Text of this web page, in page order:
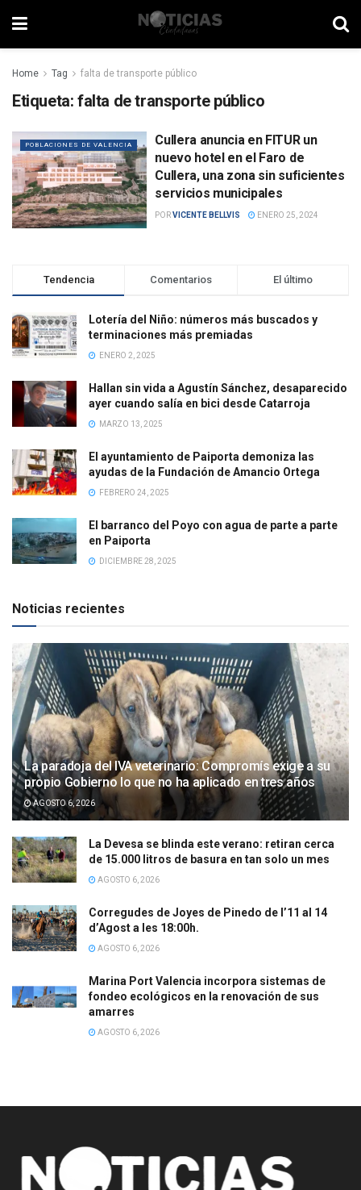
Home Tag falta de transporte público
Etiqueta: falta de transporte público
POBLACIONES DE VALENCIA
Cullera anuncia en FITUR un
nuevo hotel en el Faro de
Cullera, una zona sin suficientes
servicios municipales
PORVICENTE BELLVIS ENERO 25, 2024
Tendencia Comentarios El último
Lotería del Niño: números más buscados y
terminaciones más premiadas
ENERO 2, 2025
Hallan sin vida a Agustín Sánchez, desaparecido
ayer cuando salía en bici desde Catarroja
MARZO 13, 2025
El ayuntamiento de Paiporta demoniza las
ayudas de la Fundación de Amancio Ortega
FEBRERO 24, 2025
El barranco del Poyo con agua de parte a parte
en Paiporta
DICIEMBRE 28, 2025
Noticias recientes
La paradoja del IVA veterinario: Compromís exige a su
propio Gobierno lo que no ha aplicado en tres años
AGOSTO 6, 2026
La Devesa se blinda este verano: retiran cerca
de 15.000 litros de basura en tan solo un mes
AGOSTO 6, 2026
Corregudes de Joyes de Pinedo de l’11 al 14
d’Agost a les 18:00h.
AGOSTO 6, 2026
Marina Port Valencia incorpora sistemas de
fondeo ecológicos en la renovación de sus
amarres
AGOSTO 6, 2026